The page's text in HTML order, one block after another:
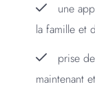
une
la famille et
prise
maintenant